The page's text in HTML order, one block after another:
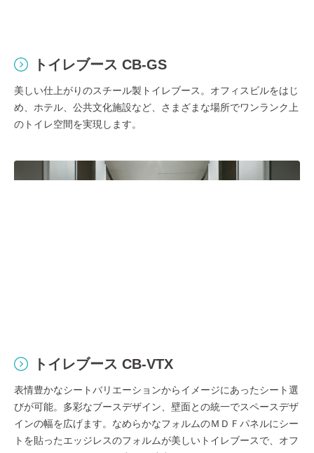
トイレブース CB-GS
美しい仕上がりのスチール製トイレブース。オフィスビルをはじ
め、ホテル、公共文化施設など、さまざまな場所でワンランク上
のトイレ空間を実現します。
トイレブース CB-VTX
表情豊かなシートバリエーションからイメージにあったシート選
びが可能。多彩なブースデザイン、壁面との統一でスペースデザ
インの幅を広げます。なめらかなフォルムのＭＤＦパネルにシー
トを貼ったエッジレスのフォルムが美しいトイレブースで、オフ